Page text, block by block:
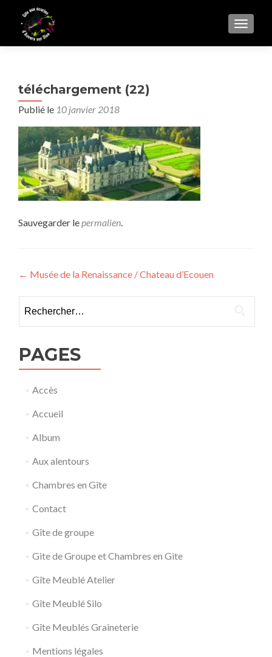
téléchargement (22)
Publié le 10 janvier 2018
Sauvegarder lepermalien.
Navigation
de
l’article
← Musée de la Renaissance / Chateau d’Ecouen
PAGES
Accès
Accueil
Album
Aux alentours
Chambres en Gîte
Contact
Gîte de groupe
Gite de Groupe et Chambres en Gite
Gîte Meublé Atelier
Gîte Meublé Silo
Gîte Meublés Graineterie
Mentions légales